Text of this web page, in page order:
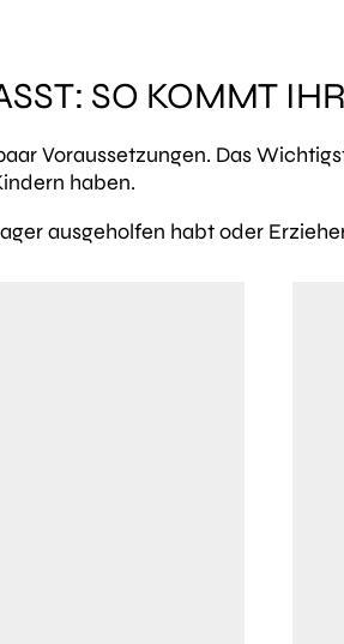
SO KOMMT
Voraussetzungen. Das
haben.
ausgeholfen habt oder